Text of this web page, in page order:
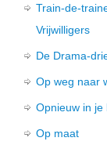
Train-de-
Vrijwilligers
De Drama-
Op weg naar
Opnieuw in je
Op maat